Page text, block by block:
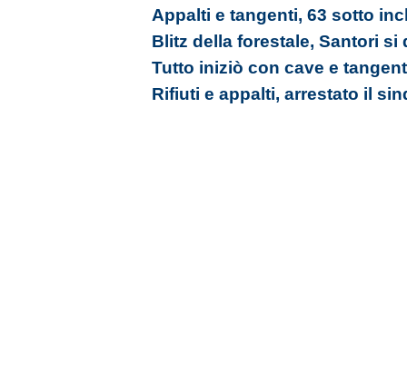
Appalti e tangenti, 63 sotto
Blitz della forestale, Santori si
Tutto iniziò con cave e
Rifiuti e appalti, arrestato il